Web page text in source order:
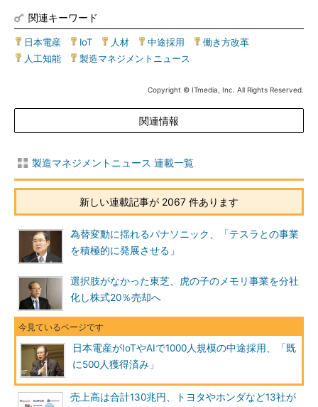
関連キーワード
日本電産 IoT 人材 中途採用 働き方改革
人工知能
製造マネジメントニュース
Copyright © ITmedia, Inc. All Rights Reserved.
関連情報
製造マネジメントニュース 連載一覧
新しい連載記事が 2067 件あります
為替変動に揺れるパナソニック、「テスラとの事業
を積極的に発展させる」
選択肢がなかった東芝、虎の子のメモリ事業を分社
化し株式20％売却へ
日本電産がIoTやAIで1000人規模の中途採用、「既
に500人獲得済み」
売上高は合計130兆円、トヨタやホンダなど13社が